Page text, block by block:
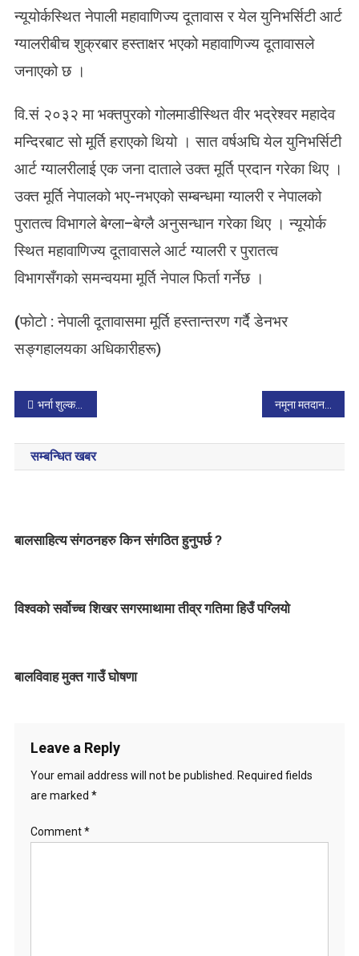
को
मू
ल
र्ता
हु
ने
भ
याे
न्यूयोर्कस्थित नेपाली महावाणिज्य दूतावास र येल युनिभर्सिटी आर्ट
ग्यालरीबीच शुक्रबार हस्ताक्षर भएको महावाणिज्य दूतावासले
जनाएको छ ।
वि.सं २०३२ मा भक्तपुरको गोलमाडीस्थित वीर भद्रेश्वर महादेव
मन्दिरबाट सो मूर्ति हराएको थियो । सात वर्षअघि येल युनिभर्सिटी
आर्ट ग्यालरीलाई एक जना दाताले उक्त मूर्ति प्रदान गरेका थिए ।
उक्त मूर्ति नेपालको भए-नभएको सम्बन्धमा ग्यालरी र नेपालको
पुरातत्व विभागले बेग्ला–बेग्लै अनुसन्धान गरेका थिए । न्यूयोर्क
स्थित महावाणिज्य दूतावासले आर्ट ग्यालरी र पुरातत्व
विभागसँगको समन्वयमा मूर्ति नेपाल फिर्ता गर्नेछ ।
(फाेटाे : नेपाली दूतावासमा मूर्ति हस्तान्तरण गर्दै डेनभर
सङ्गहालयका अधिकारीहरू)
P
o
s
n
v
a
भर्ना शुल्क नलिन उच्च अदालतको आदेश
सम्बन्धित खबर
बालसाहित्य संगठनहरु किन संगठित हुनुपर्छ ?
विश्वकाे सर्वोच्च शिखर सगरमाथामा तीव्र गतिमा हिउँ पग्लियो
बालविवाह मुक्त गाउँ घोषणा
Leave a Reply
Your email address will not be published.
Required fields
are marked *
Comment*